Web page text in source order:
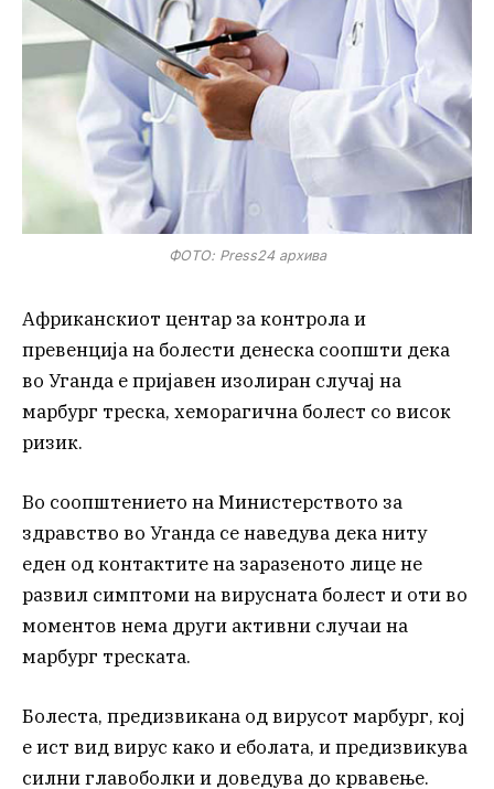
ФОТО: Press24 архива
Африканскиот центар за контрола и
превенција на болести денеска соопшти дека
во Уганда е пријавен изолиран случај на
марбург треска, хеморагична болест со висок
ризик.
Во соопштението на Министерството за
здравство во Уганда се наведува дека ниту
еден од контактите на заразеното лице не
развил симптоми на вирусната болест и оти во
моментов нема други активни случаи на
марбург треската.
Болеста, предизвикана од вирусот марбург, кој
е ист вид вирус како и еболата, и предизвикува
силни главоболки и доведува до крвавење.